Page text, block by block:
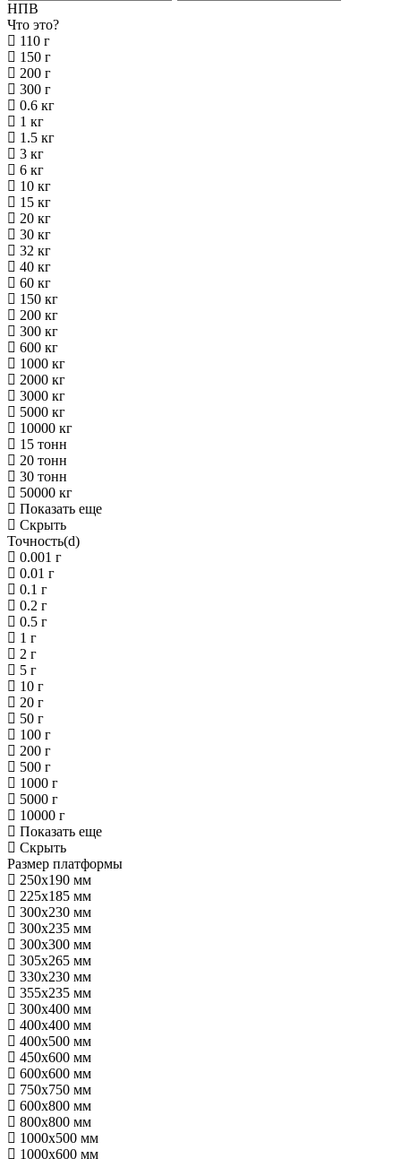
НПВ
Что это?
110 г
150 г
200 г
300 г
0.6 кг
1 кг
1.5 кг
3 кг
6 кг
10 кг
15 кг
20 кг
30 кг
32 кг
40 кг
60 кг
150 кг
200 кг
300 кг
600 кг
1000 кг
2000 кг
3000 кг
5000 кг
10000 кг
15 тонн
20 тонн
30 тонн
50000 кг
Показать еще
Скрыть
Точность(d)
0.001 г
0.01 г
0.1 г
0.2 г
0.5 г
1 г
2 г
5 г
10 г
20 г
50 г
100 г
200 г
500 г
1000 г
5000 г
10000 г
Показать еще
Скрыть
Размер платформы
250х190 мм
225х185 мм
300х230 мм
300х235 мм
300х300 мм
305х265 мм
330х230 мм
355х235 мм
300х400 мм
400х400 мм
400х500 мм
450х600 мм
600х600 мм
750х750 мм
600х800 мм
800х800 мм
1000х500 мм
1000х600 мм